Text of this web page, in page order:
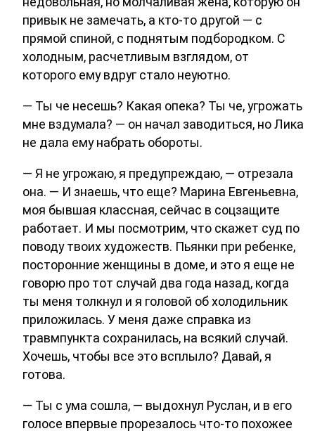
привык не замечать, а кто-то другой — с
прямой спиной, с поднятым подбородком. С
холодным, расчетливым взглядом, от
которого ему вдруг стало неуютно.
— Ты че несешь? Какая опека? Ты че, угрожать
мне вздумала? — он начал заводиться, но Лика
не дала ему набрать обороты.
— Я не угрожаю, я предупреждаю, — отрезала
она. — И знаешь, что еще? Марина Евгеньевна,
моя бывшая классная, сейчас в соцзащите
работает. И мы посмотрим, что скажет суд по
поводу твоих художеств. Пьянки при ребенке,
посторонние женщины в доме, и это я еще не
говорю про тот случай два года назад, когда
ты меня толкнул и я головой об холодильник
приложилась. У меня даже справка из
травмпункта сохранилась, на всякий случай.
Хочешь, чтобы все это всплыло? Давай, я
готова.
— Ты с ума сошла, — выдохнул Руслан, и в его
голосе впервые прорезалось что-то похожее